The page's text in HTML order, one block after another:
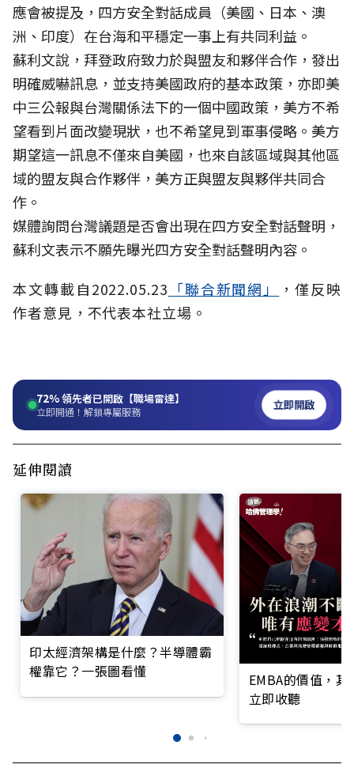
應會被提及，四方安全對話成員（美國、日本、澳
洲、印度）在台海和平穩定一事上有共同利益。
蘇利文說，拜登政府致力於與盟友和夥伴合作，發出
明確威嚇訊息，並支持美國政府的基本政策，亦即美
中三公報與台灣關係法下的一個中國政策，美方不希
望看到片面改變現狀，也不希望見到軍事侵略。美方
期望這一訊息不僅來自美國，也來自該區域與其他區
域的盟友與合作夥伴，美方正與盟友與夥伴共同合
作。
媒體詢問台灣議題是否會出現在四方安全對話聲明，
蘇利文表示不願先曝光四方安全對話聲明內容。
本文轉載自2022.05.23 「聯合新聞網」
，僅反映
作者意見，不代表本社立場。
72%領先者已開啟【職場雷達】
立即開通！解鎖專屬服務 立即開啟
延伸閱讀
印太經濟架構是什麼？半導體霸
權靠它？一張圖看懂
EMBA的價值，
立即收聽